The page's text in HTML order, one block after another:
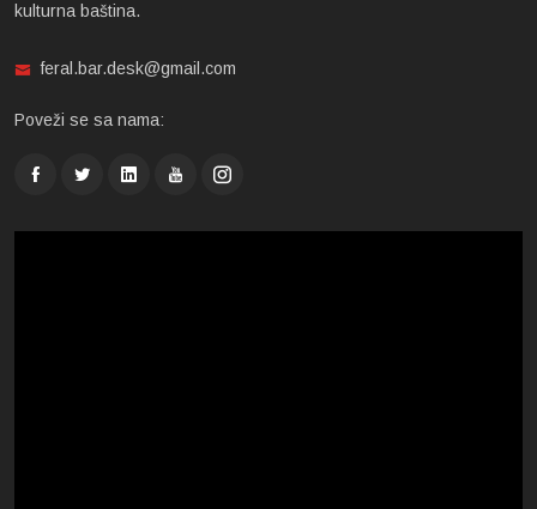
kulturna baština.
feral.bar.desk@gmail.com
Poveži se sa nama: